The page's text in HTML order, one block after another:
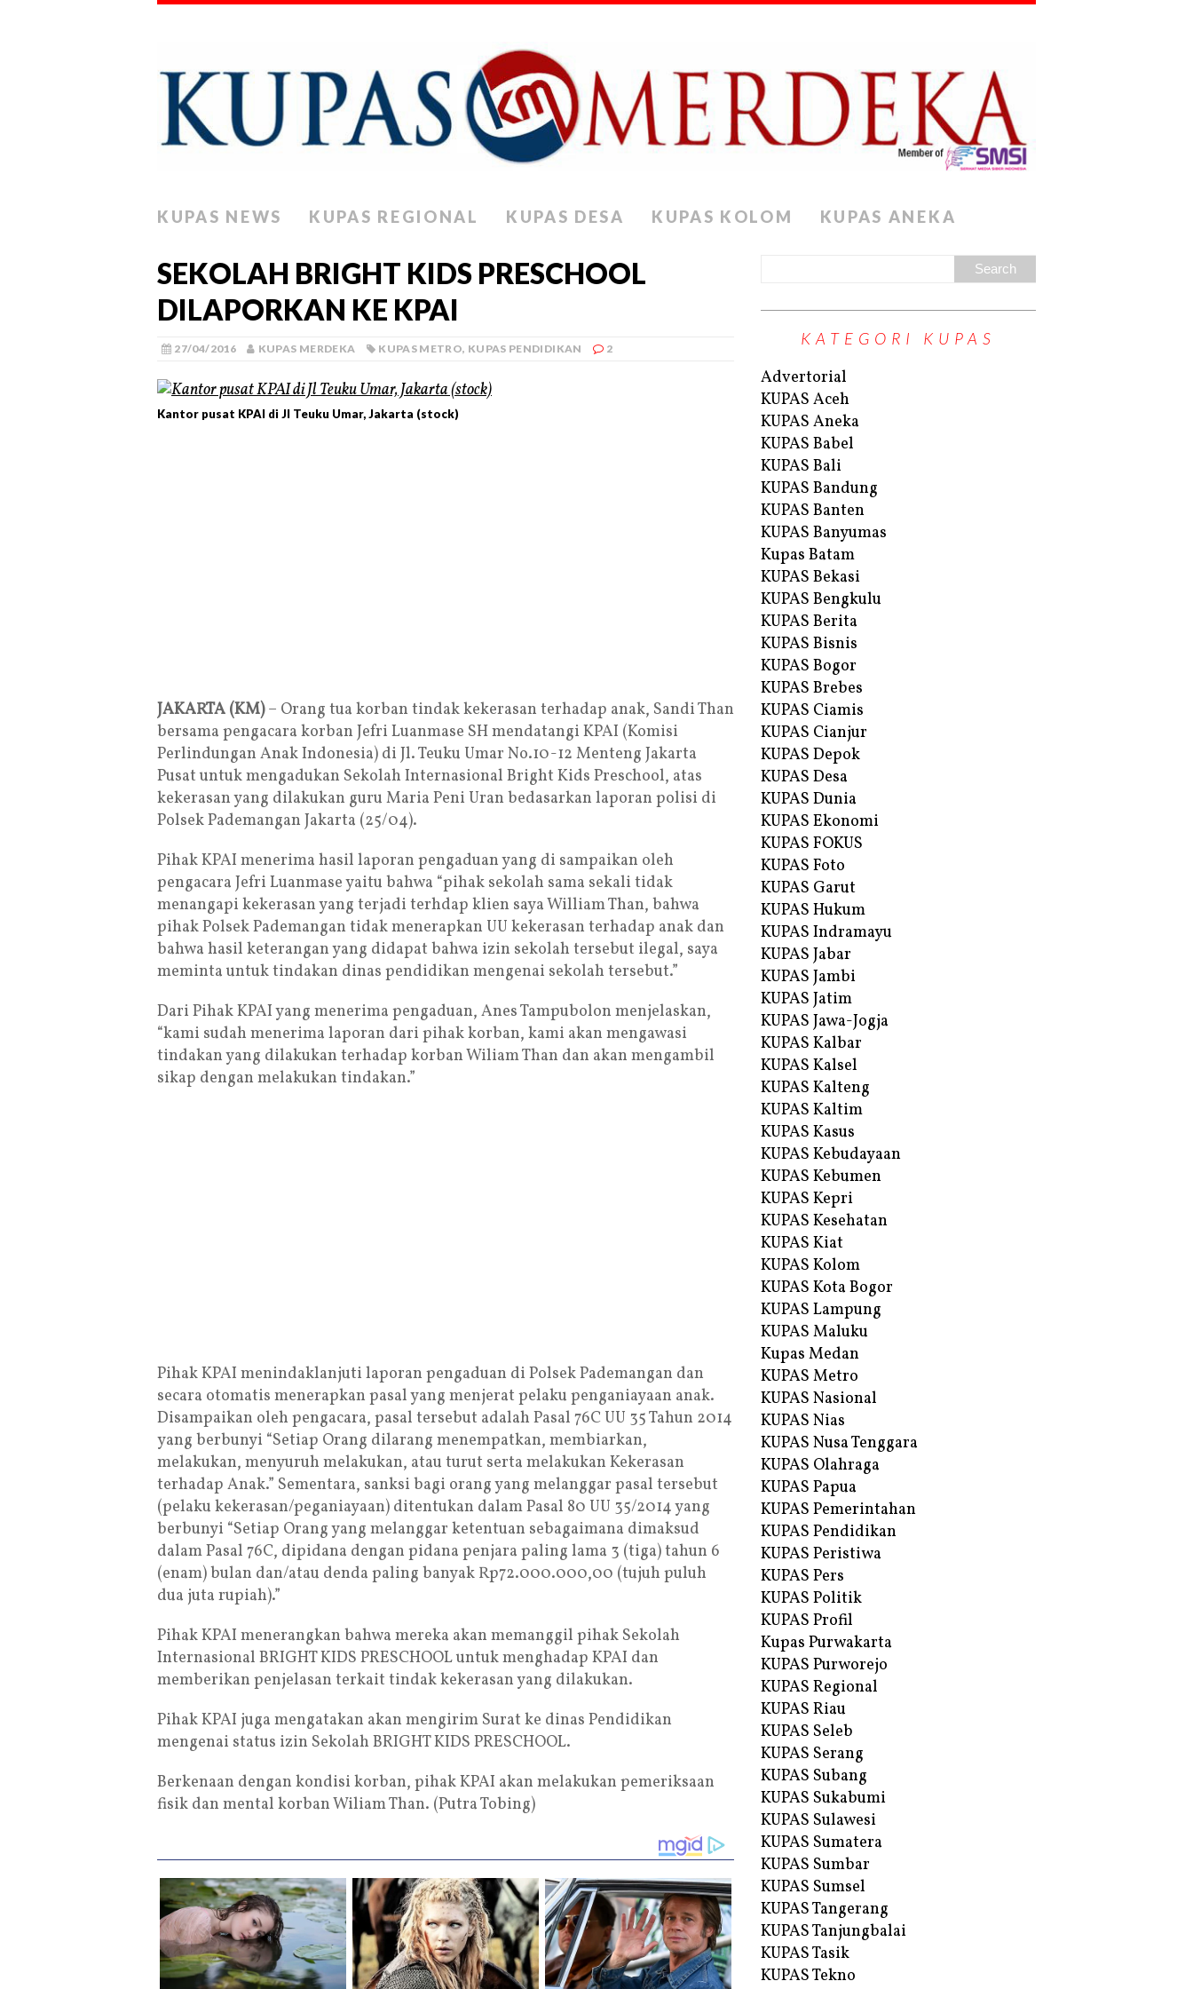
KUPAS NEWS KUPAS REGIONAL KUPAS DESA KUPAS KOLOM KUPAS ANEKA
SEKOLAH BRIGHT KIDS PRESCHOOL
DILAPORKAN KE KPAI
27/04/2016 KUPAS MERDEKA KUPAS METRO, KUPAS PENDIDIKAN 2
Kantor pusat KPAI di Jl Teuku Umar, Jakarta (stock)
JAKARTA (KM)– Orang tua korban tindak kekerasan terhadap anak, Sandi Than
bersama pengacara korban Jefri Luanmase SH mendatangi KPAI (Komisi
Perlindungan Anak Indonesia) di Jl. Teuku Umar No.10-12 Menteng Jakarta
Pusat untuk mengadukan Sekolah Internasional Bright Kids Preschool, atas
kekerasan yang dilakukan guru Maria Peni Uran bedasarkan laporan polisi di
Polsek Pademangan Jakarta (25/04).
Pihak KPAI menerima hasil laporan pengaduan yang di sampaikan oleh
pengacara Jefri Luanmase yaitu bahwa “pihak sekolah sama sekali tidak
menangapi kekerasan yang terjadi terhdap klien saya William Than, bahwa
pihak Polsek Pademangan tidak menerapkan UU kekerasan terhadap anak dan
bahwa hasil keterangan yang didapat bahwa izin sekolah tersebut ilegal, saya
meminta untuk tindakan dinas pendidikan mengenai sekolah tersebut.”
Dari Pihak KPAI yang menerima pengaduan, Anes Tampubolon menjelaskan,
“kami sudah menerima laporan dari pihak korban, kami akan mengawasi
tindakan yang dilakukan terhadap korban Wiliam Than dan akan mengambil
sikap dengan melakukan tindakan.”
Pihak KPAI menindaklanjuti laporan pengaduan di Polsek Pademangan dan
secara otomatis menerapkan pasal yang menjerat pelaku penganiayaan anak.
Disampaikan oleh pengacara, pasal tersebut adalah Pasal 76C UU 35 Tahun 2014
yang berbunyi “Setiap Orang dilarang menempatkan, membiarkan,
melakukan, menyuruh melakukan, atau turut serta melakukan Kekerasan
terhadap Anak.” Sementara, sanksi bagi orang yang melanggar pasal tersebut
(pelaku kekerasan/peganiayaan) ditentukan dalam Pasal 80 UU 35/2014 yang
berbunyi “Setiap Orang yang melanggar ketentuan sebagaimana dimaksud
dalam Pasal 76C, dipidana dengan pidana penjara paling lama 3 (tiga) tahun 6
(enam) bulan dan/atau denda paling banyak Rp72.000.000,00 (tujuh puluh
dua juta rupiah).”
Pihak KPAI menerangkan bahwa mereka akan memanggil pihak Sekolah
Internasional BRIGHT KIDS PRESCHOOL untuk menghadap KPAI dan
memberikan penjelasan terkait tindak kekerasan yang dilakukan.
Pihak KPAI juga mengatakan akan mengirim Surat ke dinas Pendidikan
mengenai status izin Sekolah BRIGHT KIDS PRESCHOOL.
Berkenaan dengan kondisi korban, pihak KPAI akan melakukan pemeriksaan
fisik dan mental korban Wiliam Than. (Putra Tobing)
KATEGORI KUPAS
Advertorial
KUPAS Aceh
KUPAS Aneka
KUPAS Babel
KUPAS Bali
KUPAS Bandung
KUPAS Banten
KUPAS Banyumas
Kupas Batam
KUPAS Bekasi
KUPAS Bengkulu
KUPAS Berita
KUPAS Bisnis
KUPAS Bogor
KUPAS Brebes
KUPAS Ciamis
KUPAS Cianjur
KUPAS Depok
KUPAS Desa
KUPAS Dunia
KUPAS Ekonomi
KUPAS FOKUS
KUPAS Foto
KUPAS Garut
KUPAS Hukum
KUPAS Indramayu
KUPAS Jabar
KUPAS Jambi
KUPAS Jatim
KUPAS Jawa-Jogja
KUPAS Kalbar
KUPAS Kalsel
KUPAS Kalteng
KUPAS Kaltim
KUPAS Kasus
KUPAS Kebudayaan
KUPAS Kebumen
KUPAS Kepri
KUPAS Kesehatan
KUPAS Kiat
KUPAS Kolom
KUPAS Kota Bogor
KUPAS Lampung
KUPAS Maluku
Kupas Medan
KUPAS Metro
KUPAS Nasional
KUPAS Nias
KUPAS Nusa Tenggara
KUPAS Olahraga
KUPAS Papua
KUPAS Pemerintahan
KUPAS Pendidikan
KUPAS Peristiwa
KUPAS Pers
KUPAS Politik
KUPAS Profil
Kupas Purwakarta
KUPAS Purworejo
KUPAS Regional
KUPAS Riau
KUPAS Seleb
KUPAS Serang
KUPAS Subang
KUPAS Sukabumi
KUPAS Sulawesi
KUPAS Sumatera
KUPAS Sumbar
KUPAS Sumsel
KUPAS Tangerang
KUPAS Tanjungbalai
KUPAS Tasik
KUPAS Tekno